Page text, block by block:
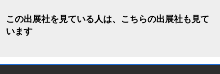
この出展社を見ている人は、こちらの出展社も見て
います